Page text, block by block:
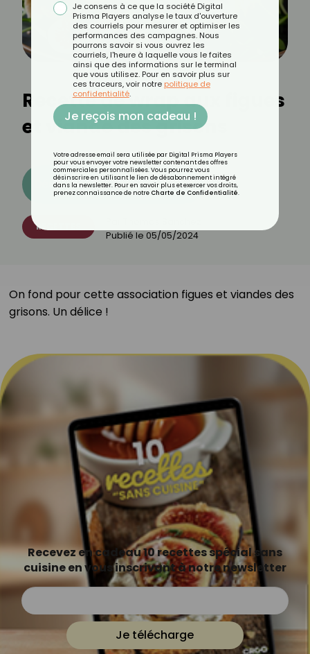
Recette de wrap aux figues
et viande des grisons
Découvrez les 11 menus CROQ
RECETTES
Publié le 05/05/2024
On fond pour cette association figues et viandes des
grisons. Un délice ! ⁣⁣
Recevez en cadeau 10 recettes spécial sans
cuisine en vous inscrivant à notre newsletter
Je télécharge
Je consens à ce que la société Digital
Prisma Players analyse le taux d'ouverture
des courriels pour mesurer et optimiser les
performances des campagnes. Nous
pourrons savoir si vous ouvrez les
courriels, l'heure à laquelle vous le faites
ainsi que des informations sur le terminal
que vous utilisez. Pour en savoir plus sur
ces traceurs, voir notre politique de
confidentialité.
Je reçois mon cadeau !
Votre adresse email sera utilisée par Digital Prisma Players
pour vous envoyer votre newsletter contenant des offres
commerciales personnalisées. Vous pourrez vous
désinscrire en utilisant le lien de désabonnement intégré
dans la newsletter. Pour en savoir plus et exercer vos droits,
prenez connaissance de notre Charte de Confidentialité.